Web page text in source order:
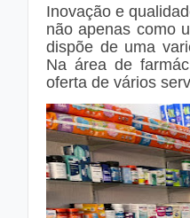
Inovação e
não apenas como
dispõe de uma
Na área de
oferta de vários